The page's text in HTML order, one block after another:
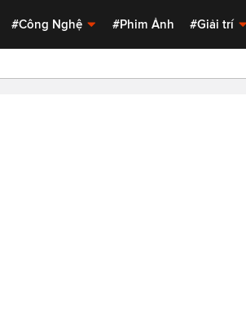
#Công Nghệ #Phim Ảnh #Giải trí